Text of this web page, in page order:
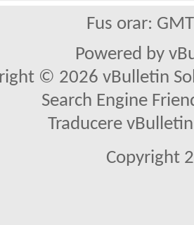
Fus orar:
Powered by
© 2026 vBulletin
Search Engine
Traducere
Copyright